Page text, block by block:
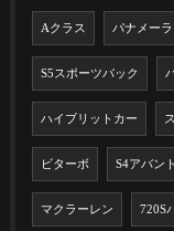
Aクラス パナメーラ
S5スポーツバック
ハイブリットカー
ビターボ S4アバント
マクラーレン 720S